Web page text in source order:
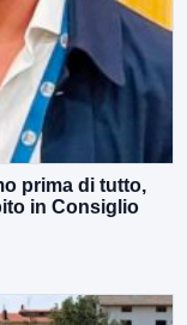
prima di tutto,
in Consiglio